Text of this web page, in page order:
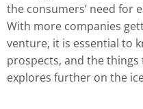
the consumers’ need for
With more companies
venture, it is essential to
prospects, and the
explores further on the